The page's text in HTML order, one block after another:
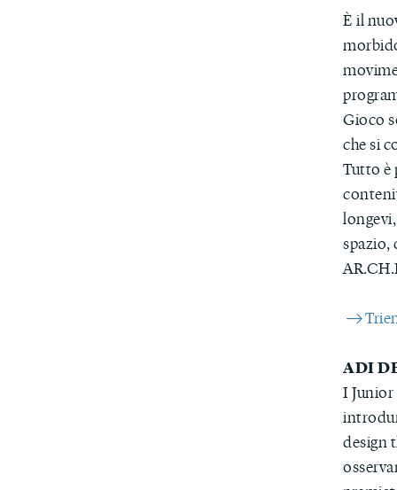
È il
Gioco
che si
Tutto è
spazio,
ADI
I
design